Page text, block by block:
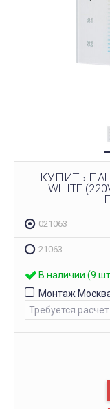
КУПИТЬ
WHITE
021063
21063
В наличии (9
Монтаж